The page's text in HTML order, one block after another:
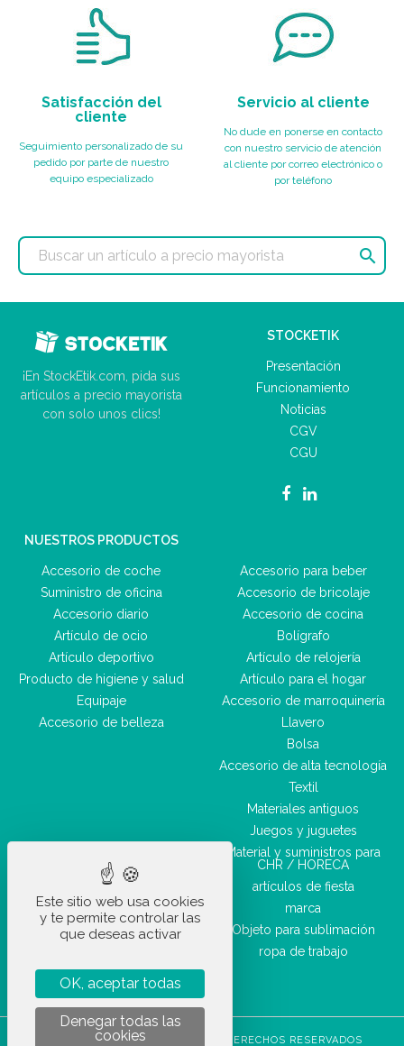
Satisfacción del
cliente
Seguimiento personalizado de su
pedido por parte de nuestro
equipo especializado
Servicio al cliente
No dude en ponerse en contacto
con nuestro servicio de atención
al cliente por correo electrónico o
por teléfono

¡En StockEtik.com, pida sus
artículos a precio mayorista
con solo unos clics!
STOCKETIK
Presentación
Funcionamiento
Noticias
CGV
CGU
NUESTROS PRODUCTOS
Accesorio de coche
Suministro de oficina
Accesorio diario
Artículo de ocio
Artículo deportivo
Producto de higiene y salud
Equipaje
Accesorio de belleza
Accesorio para beber
Accesorio de bricolaje
Accesorio de cocina
Bolígrafo
Artículo de relojería
Artículo para el hogar
Accesorio de marroquinería
Llavero
Bolsa
Accesorio de alta tecnología
Textil
Materiales antiguos
Juegos y juguetes
Material y suministros para
CHR / HORECA
artículos de fiesta
marca
Objeto para sublimación
ropa de trabajo
STOCKETIK © 2023 - TODOS LOS DERECHOS RESERVADOS
Este sitio web usa cookies
y te permite controlar las
que deseas activar
OK, aceptar todas
Denegar todas las
cookies